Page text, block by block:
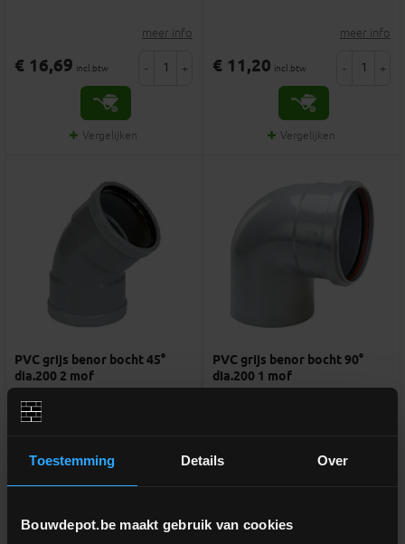
Toestemming Details Over
Bouwdepot.be maakt gebruik van cookies
meer info
€ 16,69 incl.btw - +
Vergelijken
meer info
€ 11,20 incl.btw - +
Vergelijken
PVC grijs benor bocht 45°
dia.200 2 mof
Bocht 2 rubber moffen
meer info
PVC grijs benor bocht 90°
dia.200 1 mof
meer info